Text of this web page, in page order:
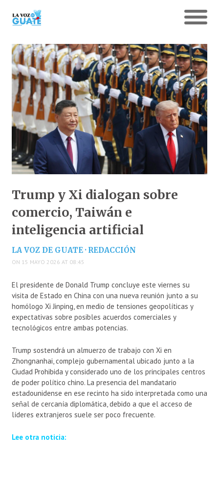
Trump y Xi dialogan sobre
comercio, Taiwán e
inteligencia artificial
LA VOZ DE GUATE · REDACCIÓN
ON 15 MAYO 2026 AT 08:45
El presidente de Donald Trump concluye este viernes su
visita de Estado en China con una nueva reunión junto a su
homólogo Xi Jinping , en medio de tensiones geopolíticas y
expectativas sobre posibles acuerdos comerciales y
tecnológicos entre ambas potencias.
Trump sostendrá un almuerzo de trabajo con Xi en
Zhongnanhai, complejo gubernamental ubicado junto a la
Ciudad Prohibida y considerado uno de los principales centros
de poder político chino. La presencia del mandatario
estadounidense en ese recinto ha sido interpretada como una
señal de cercanía diplomática, debido a que el acceso de
líderes extranjeros suele ser poco frecuente.
Lee otra noticia: